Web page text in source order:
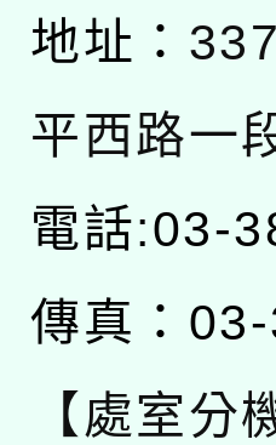
地址：
平西路一
電話:03-
傳真：
【處室分